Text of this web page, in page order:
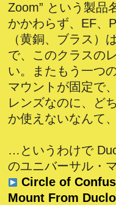
Zoom” という製品
かかわらず、EF、
（黄銅、ブラス）
で、このクラスの
い。またもう一つ
マウントが固定で
レンズなのに、ど
か使えないなんて
…というわけで
のユニバーサル・
Circle of
Mount From